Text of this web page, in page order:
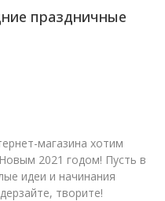
праздничные
магазина хотим
2021 годом! Пусть в
идеи и начинания
творите!